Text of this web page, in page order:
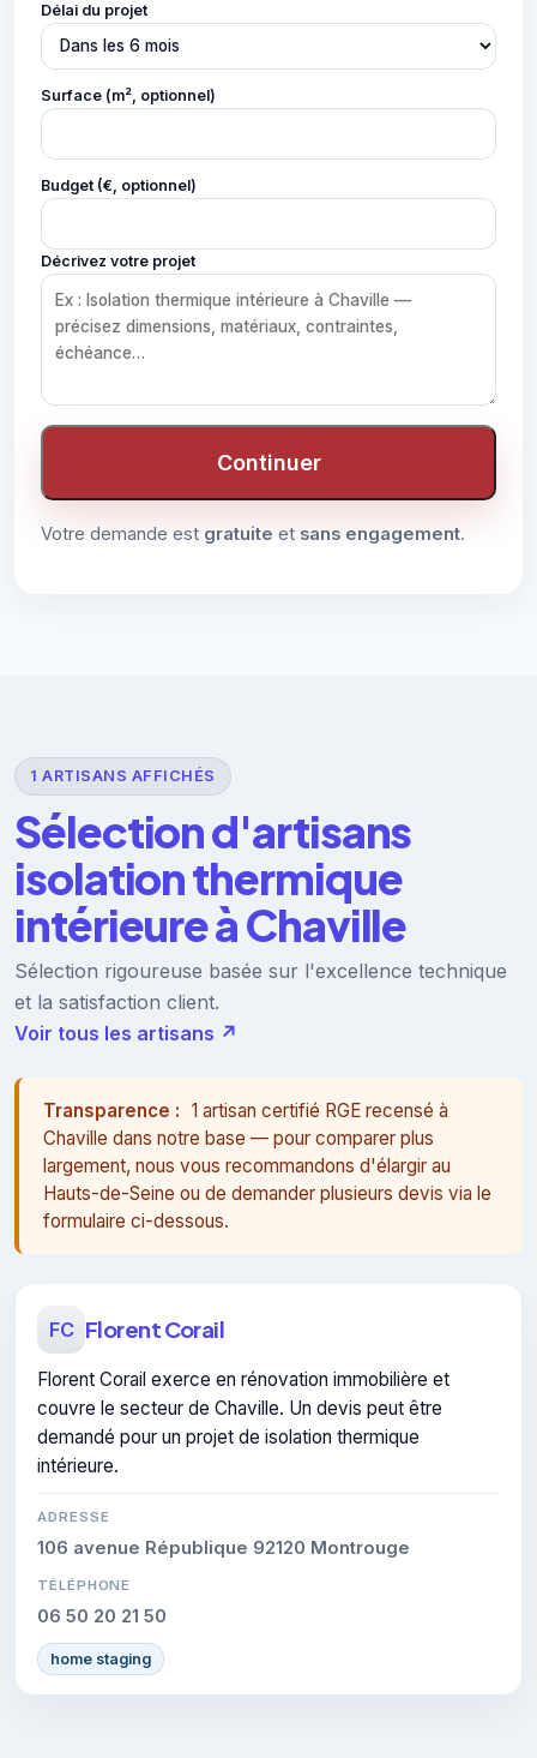
Délai du projet
Surface (m², optionnel)
Budget (€, optionnel)
Décrivez votre projet
Continuer
Votre demande est gratuite et sans engagement.
1 ARTISANS AFFICHÉS
Sélection d'artisans
isolation thermique
intérieure à Chaville
Sélection rigoureuse basée sur l'excellence technique
et la satisfaction client.
Voir tous les artisans ↗
Transparence : 1 artisan certifié RGE recensé à
Chaville dans notre base — pour comparer plus
largement, nous vous recommandons d'élargir au
Hauts-de-Seine ou de demander plusieurs devis via le
formulaire ci-dessous.
FC Florent Corail
Florent Corail exerce en rénovation immobilière et
couvre le secteur de Chaville. Un devis peut être
demandé pour un projet de isolation thermique
intérieure.
ADRESSE
106 avenue République 92120 Montrouge
TÉLÉPHONE
06 50 20 21 50
home staging